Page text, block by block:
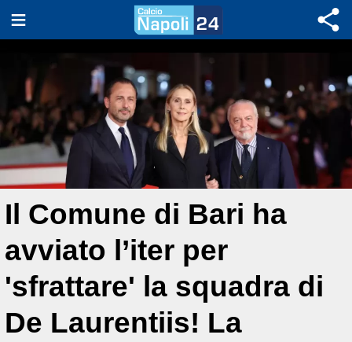
Il Comune di Bari ha
avviato l’iter per
'sfrattare' la squadra di
De Laurentiis! La